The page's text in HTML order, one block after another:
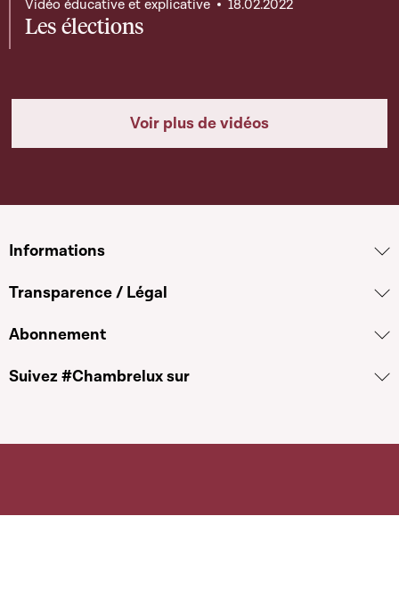
Les élections
Vidéo éducative et explicative 18.02.2022
Voir plus de vidéos
Informations
Transparence / Légal
Abonnement
Suivez #Chambrelux sur